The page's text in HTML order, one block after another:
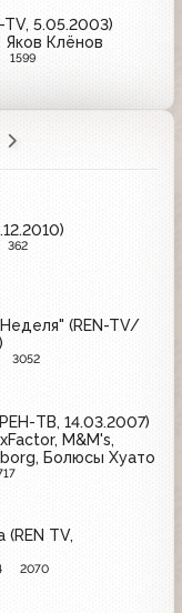
5.05.2003)
Клёнов
1599
362
(REN-TV/
3052
ТВ, 14.03.2007)
M&M's,
Болюсы Хуато
TV,
2070